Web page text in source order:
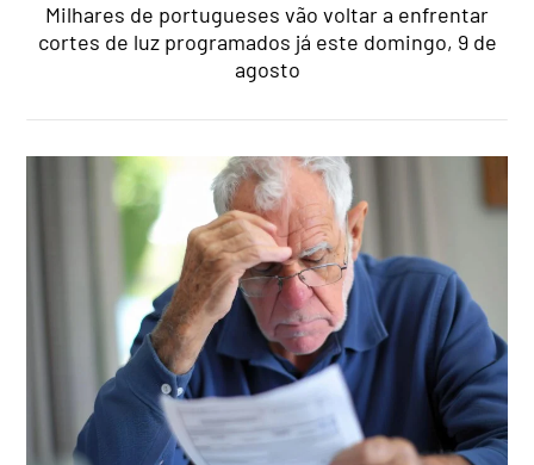
Milhares de portugueses vão voltar a enfrentar
cortes de luz programados já este domingo, 9 de
agosto